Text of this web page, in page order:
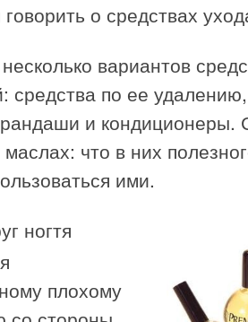
о средствах
вариантов
средства по ее
и кондиционеры.
что в них
ими.
ногтя
плохому